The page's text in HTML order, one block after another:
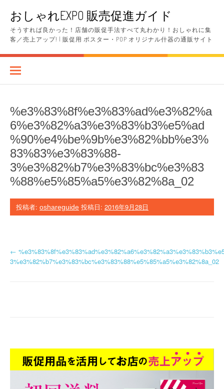
へ
ッ
おしゃれEXPO 販売促進ガイド
そうすれば良かった！店舗の販促手法すべて丸わかり！おしゃれに集
客／売上アップ! | 販促用 ポスター・POP オリジナル什器の通販サイト
%e3%83%8f%e3%83%ad%e3%82%a
6%e3%82%a3%e3%83%b3%e5%ad
%90%e4%be%9b%e3%82%bb%e3%
83%83%e3%83%88-
3%e3%82%b7%e3%83%bc%e3%83
%88%e5%85%a5%e3%82%8a_02
投稿者: oshareguide 投稿日: 2016年9月28日
投
ー
シ
←
3%e3%82%b7%e3%83%bc%e3%83%88%e5%85%a5%e3%82%8a_02